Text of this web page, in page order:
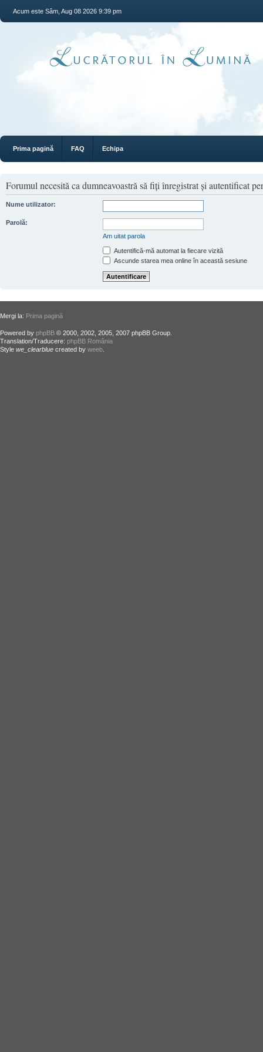
Acum este Sâm, Aug 08 2026 9:39 pm
Prima pagină FAQ Echipa
Forumul necesită ca dumneavoastră să fiţi înregistrat şi autentificat
Nume utilizator:
Parolă:
Am uitat parola
Autentifică-mă automat la fiecare vizită
Ascunde starea mea online în această sesiune
Mergi la: Prima pagină
Powered by phpBB © 2000, 2002, 2005, 2007 phpBB Group.
Translation/Traducere: phpBB România
Style we_clearblue created by weeb